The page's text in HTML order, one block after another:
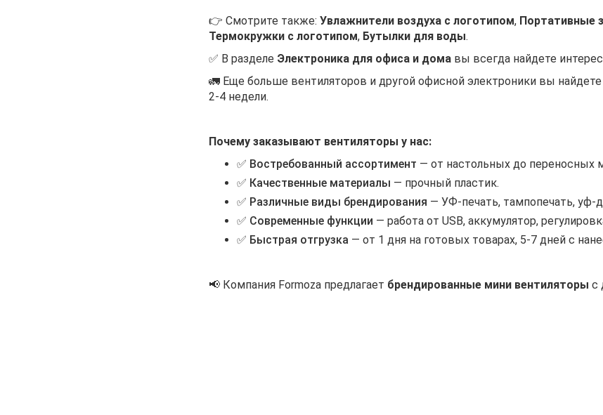
👉 Смотрите также: Увлажнители воздуха с логотипом, Портативные
Термокружки с логотипом, Бутылки для воды.
✅ В разделе Электроника для офиса и дома вы всегда найдете
🚛 Еще больше вентиляторов и другой офисной электроники вы
2-4 недели.
Почему заказывают вентиляторы у нас:
✅ Востребованный ассортимент — от настольных до переносных
✅ Качественные материалы — прочный пластик.
✅ Различные виды брендирования — УФ-печать, тампопечать, уф-
✅ Современные функции — работа от USB, аккумулятор,
✅ Быстрая отгрузка — от 1 дня на готовых товарах, 5-7 дней с
📢 Компания Formoza предлагает брендированные мини вентиляторы с